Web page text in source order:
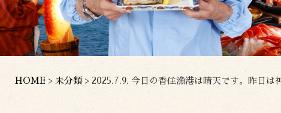
HOME > 未分類 > 2025.7.9. 今日の香住漁港は晴天です。昨日は神戸に県